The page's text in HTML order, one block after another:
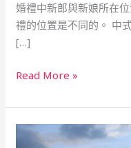
婚禮中新郎與新娘所在
禮的位置是不同的。 中
[…]
與
新
娘
在
有
Read More »